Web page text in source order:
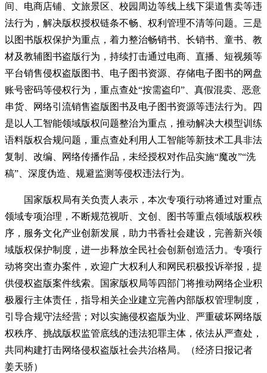
间、电商店铺、文旅景区、校园周边等线上线下渠道售卖等违
法行为，解决版权授权链条不畅、权利管理不清等问题。三是
以图书版权保护为重点，着力整治畅销书、长销书、童书、教
材及教辅图书盗版行为，持续打击通过电商、直播、短视频等
平台销售侵权盗版图书、电子图书资源、存储电子图书的网盘
账号密码等侵权行为，重点查处“按需盗印”、真假混卖、恶意
串货、网络引流销售盗版图书及电子图书资源等违法行为。四
是以人工智能领域版权问题整治为重点，推动解决大模型训练
语料版权合规问题，重点查处利用人工智能等新技术工具非法
复制、改编、网络传播作品，未经授权对作品实施“魔改”“洗
稿”、深度伪造、规避监测等侵权违法行为。
国家版权局有关负责人表示，本次专项行动将通过对重点
领域专项治理，不断规范视听、文创、图书等重点领域版权秩
序，服务文化产业创新发展，助力书香社会建设，完善新兴领
域版权保护制度，进一步释放全民社会创新创造活力。专项行
动将突出查办案件，欢迎广大权利人和网民积极投诉举报，提
供侵权盗版案件线索。国家版权局等四部门将推动网络企业积
极履行主体责任，指导相关企业建立完善内部版权管理制度，
引导合规守法经营；对以实施侵权盗版为业、严重破坏网络版
权秩序、挑战版权监管底线的违法犯罪主体，依法从严查处，
共同构建打击网络侵权盗版社会共治格局。（经济日报记者
姜天骄）